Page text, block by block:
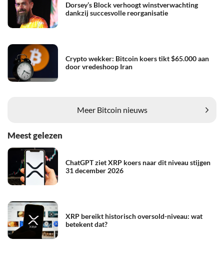
Dorsey’s Block verhoogt winstverwachting
dankzij succesvolle reorganisatie
Crypto wekker: Bitcoin koers tikt $65.000 aan
door vredeshoop Iran
Meer Bitcoin nieuws
Meest gelezen
ChatGPT ziet XRP koers naar dit niveau stijgen
31 december 2026
XRP bereikt historisch oversold-niveau: wat
betekent dat?